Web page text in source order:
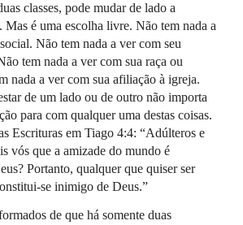
classes, pode mudar de lado a
Mas é uma escolha livre. Não tem nada a
Não tem nada a ver com seu
tem nada a ver com sua raça ou
nada a ver com sua afiliação à igreja.
de um lado ou de outro não importa
para com qualquer uma destas coisas.
Escrituras em Tiago 4:4: “Adúlteros e
vós que a amizade do mundo é
Portanto, qualquer que quiser ser
se inimigo de Deus.”
de que há somente duas